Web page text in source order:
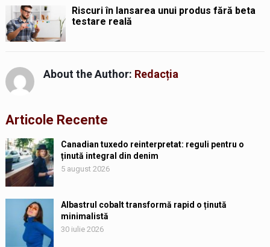
Riscuri în lansarea unui produs fără beta
testare reală
About the Author: Redacția
Articole Recente
Canadian tuxedo reinterpretat: reguli pentru o
ținută integral din denim
5 august 2026
Albastrul cobalt transformă rapid o ținută
minimalistă
30 iulie 2026